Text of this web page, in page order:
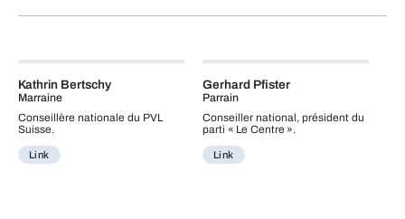
Kathrin Bertschy
Marraine
Conseillère nationale du PVL
Suisse.
Link
Gerhard Pfister
Parrain
Conseiller national, président du
parti « Le Centre ».
Link